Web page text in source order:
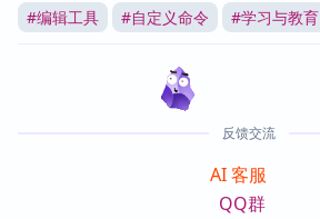
#编辑工具 #自定义命令 #学习与教育
反馈交流
AI 客服
QQ群